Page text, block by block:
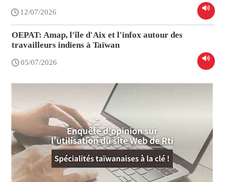
12/07/2026
OEPAT: Amap, l'île d'Aix et l'infox autour des
travailleurs indiens à Taïwan
05/07/2026